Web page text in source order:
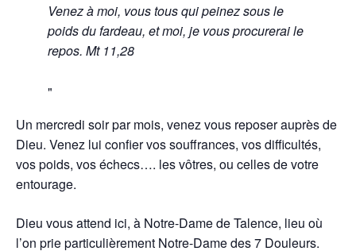
Venez à moi, vous tous qui peinez sous le
poids du fardeau, et moi, je vous procurerai le
repos. Mt 11,28
Un mercredi soir par mois, venez vous reposer auprès de
Dieu. Venez lui confier vos souffrances, vos difficultés,
vos poids, vos échecs…. les vôtres, ou celles de votre
entourage.
Dieu vous attend ici, à Notre-Dame de Talence, lieu où
l’on prie particulièrement Notre-Dame des 7 Douleurs.